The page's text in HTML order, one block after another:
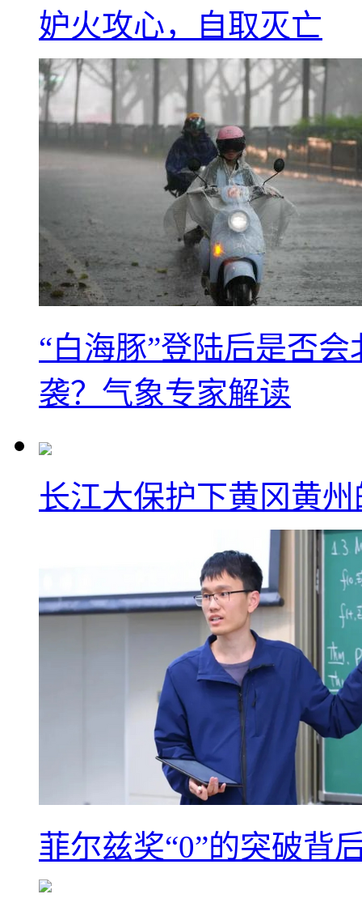
妒火攻心，自取灭亡
“白海豚”登陆后是否
袭？气象专家解读
长江大保护下黄冈黄
菲尔兹奖“0”的突破背